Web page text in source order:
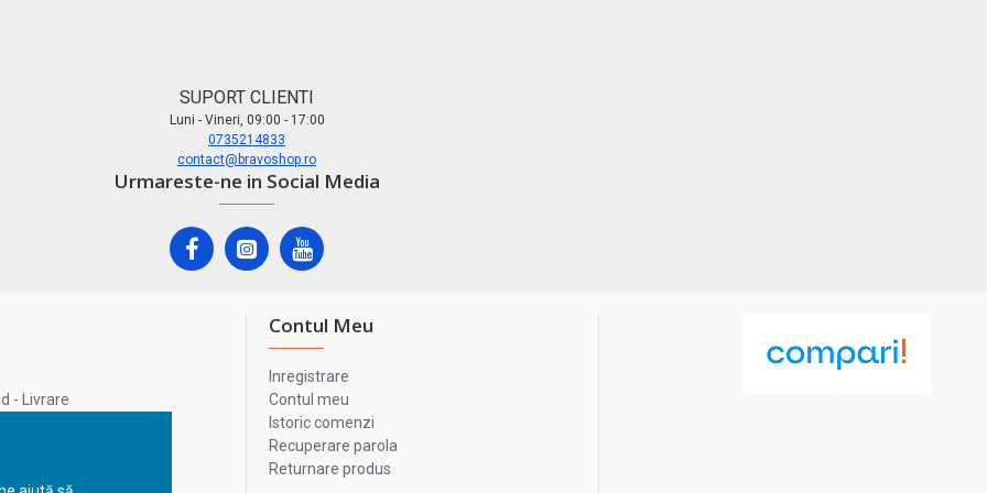
SUPORT CLIENTI
Luni - Vineri, 09:00 - 17:00
0735214833
contact@bravoshop.ro
Urmareste-ne in Social Media
- Livrare
Contul Meu
Inregistrare
Contul meu
Istoric comenzi
Recuperare parola
Returnare produs